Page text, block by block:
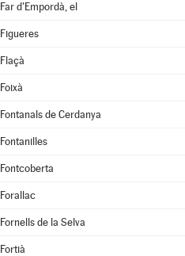
Far d'Empordà, el
Figueres
Flaçà
Foixà
Fontanals de Cerdanya
Fontanilles
Fontcoberta
Forallac
Fornells de la Selva
Fortià